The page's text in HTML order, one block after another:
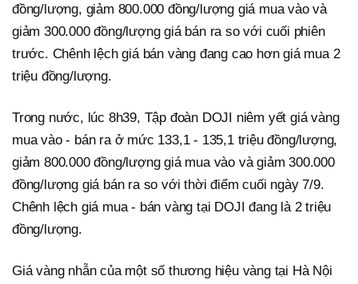
đồng/lượng, giảm 800.000 đồng/lượng giá mua vào và
giảm 300.000 đồng/lượng giá bán ra so với cuối phiên
trước. Chênh lệch giá bán vàng đang cao hơn giá mua 2
triệu đồng/lượng.
Trong nước, lúc 8h39, Tập đoàn DOJI niêm yết giá vàng
mua vào - bán ra ở mức 133,1 - 135,1 triệu đồng/lượng,
giảm 800.000 đồng/lượng giá mua vào và giảm 300.000
đồng/lượng giá bán ra so với thời điểm cuối ngày 7/9.
Chênh lệch giá mua - bán vàng tại DOJI đang là 2 triệu
đồng/lượng.
Giá vàng nhẫn của một số thương hiệu vàng tại Hà Nội